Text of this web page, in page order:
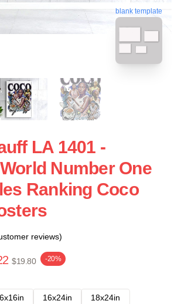
blank template
LA 1401 -
Number One
Ranking Coco
reviews)
$19.80 -20%
16x24in 18x24in